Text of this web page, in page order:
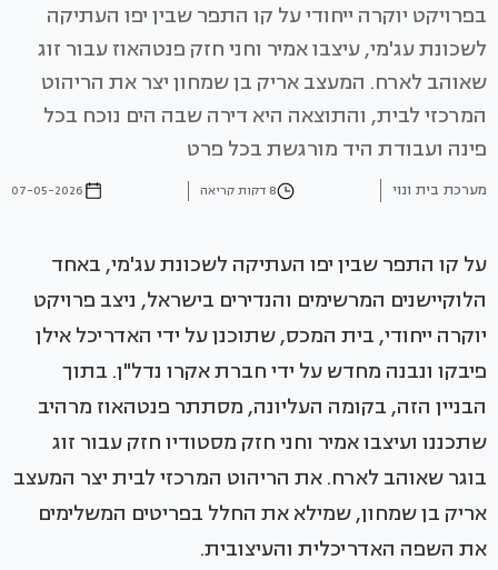
בפרויקט יוקרה ייחודי על קו התפר שבין יפו העתיקה
לשכונת עג'מי, עיצבו אמיר וחני חזק פנטהאוז עבור זוג
שאוהב לארח. המעצב אריק בן שמחון יצר את הריהוט
המרכזי לבית, והתוצאה היא דירה שבה הים נוכח בכל
פינה ועבודת היד מורגשת בכל פרט
מערכת בית ונוי 8 דקות קריאה 07-05-2026
על קו התפר שבין יפו העתיקה לשכונת עג'מי, באחד
הלוקיישנים המרשימים והנדירים בישראל, ניצב פרויקט
יוקרה ייחודי, בית המכס, שתוכנן על ידי האדריכל אילן
פיבקו ונבנה מחדש על ידי חברת אקרו נדל"ן. בתוך
הבניין הזה, בקומה העליונה, מסתתר פנטהאוז מרהיב
שתכננו ועיצבו אמיר וחני חזק מסטודיו חזק עבור זוג
בוגר שאוהב לארח. את הריהוט המרכזי לבית יצר המעצב
אריק בן שמחון, שמילא את החלל בפריטים המשלימים
את השפה האדריכלית והעיצובית.